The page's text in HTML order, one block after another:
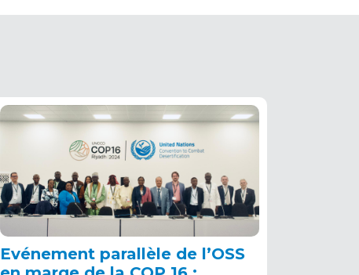
Evénement parallèle de l’OSS